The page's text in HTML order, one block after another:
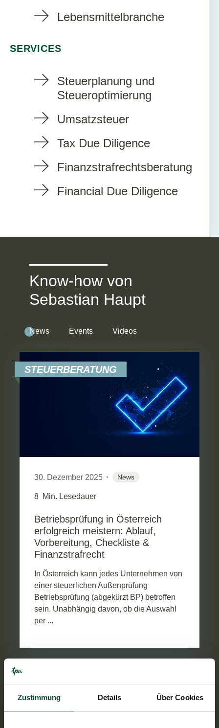
Zustimmung Details Über Cookies
Lebensmittelbranche
SERVICES
Steuerplanung und
Steueroptimierung
Umsatzsteuer
Tax Due Diligence
Finanzstrafrechtsberatung
Financial Due Diligence
Know-how von
Sebastian Haupt
News Events Videos
STEUERBERATUNG
30. Dezember 2025 News
8 Min. Lesedauer
Betriebsprüfung in Österreich
erfolgreich meistern: Ablauf,
Vorbereitung, Checkliste &
Finanzstrafrecht
In Österreich kann jedes Unternehmen von
einer steuerlichen Außenprüfung
Betriebsprüfung (abgekürzt BP) betroffen
sein. Unabhängig davon, ob die Auswahl
per ...